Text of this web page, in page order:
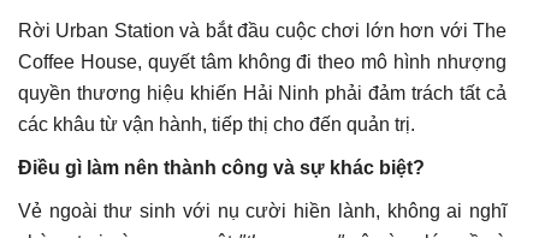
Rời Urban Station và bắt đầu cuộc chơi lớn hơn với The
Coffee House, quyết tâm không đi theo mô hình nhượng
quyền thương hiệu khiến Hải Ninh phải đảm trách tất cả
các khâu từ vận hành, tiếp thị cho đến quản trị.
Điều gì làm nên thành công và sự khác biệt?
Vẻ ngoài thư sinh với nụ cười hiền lành, không ai nghĩ